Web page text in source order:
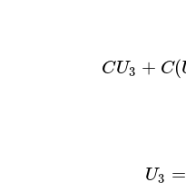
CU3 + C(
CU3 +C (U3
U3 =
U3 =